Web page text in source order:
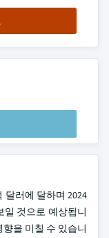
달러에 달하며 2024
일 것으로 예상됩니
을 미칠 수 있습니